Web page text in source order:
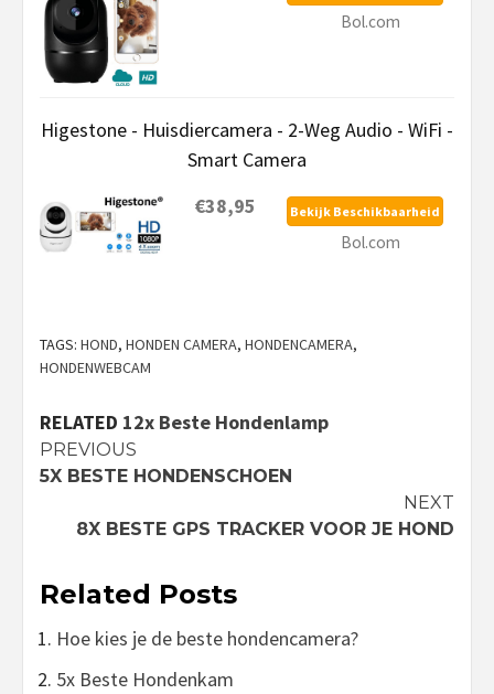
Bol.com
Higestone - Huisdiercamera - 2-Weg Audio - WiFi -
Smart Camera
€38,95
Bekijk Beschikbaarheid
Bol.com
TAGS: HOND, HONDEN CAMERA, HONDENCAMERA,
HONDENWEBCAM
RELATED 12x Beste Hondenlamp
Continue
PREVIOUS
5X BESTE HONDENSCHOEN
NEXT
8X BESTE GPS TRACKER VOOR JE HOND
Related Posts
Hoe kies je de beste hondencamera?
5x Beste Hondenkam